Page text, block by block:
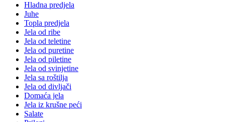
Hladna predjela
Juhe
Topla predjela
Jela od ribe
Jela od teletine
Jela od puretine
Jela od piletine
Jela od svinjetine
Jela sa roštilja
Jela od divljači
Domaća jela
Jela iz krušne peći
Salate